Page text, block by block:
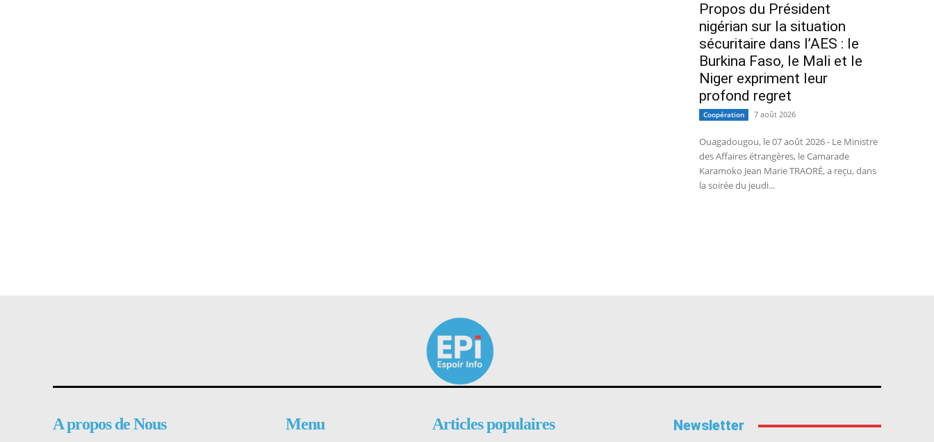
Propos du Président
nigérian sur la situation
sécuritaire dans l’AES : le
Burkina Faso, le Mali et le
Niger expriment leur
profond regret
Coopération 7 août 2026
Ouagadougou, le 07 août 2026 - Le Ministre
des Affaires étrangères, le Camarade
Karamoko Jean Marie TRAORÉ, a reçu, dans
la soirée du jeudi...
A propos de Nous Menu Articles populaires Newsletter